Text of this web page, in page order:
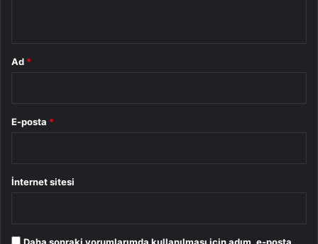
Ad *
E-posta *
İnternet sitesi
Daha sonraki yorumlarımda kullanılması için adım, e-posta